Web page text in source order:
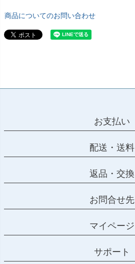
商品についてのお問い合わせ
お支払い
配送・送料
返品・交換
お問合せ先
マイページ
サポート